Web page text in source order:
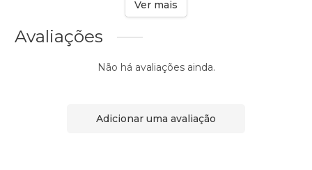
Ver mais
Avaliações
Não há avaliações ainda.
Adicionar uma avaliação